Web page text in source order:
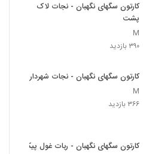
کارتون سگهای نگهبان - نجات لاک
پشت
M
۳۹۰ بازدید
کارتون سگهای نگهبان - نجات شهردار
M
۳۶۶ بازدید
کارتون سگهای نگهبان - ربات غول پیکر